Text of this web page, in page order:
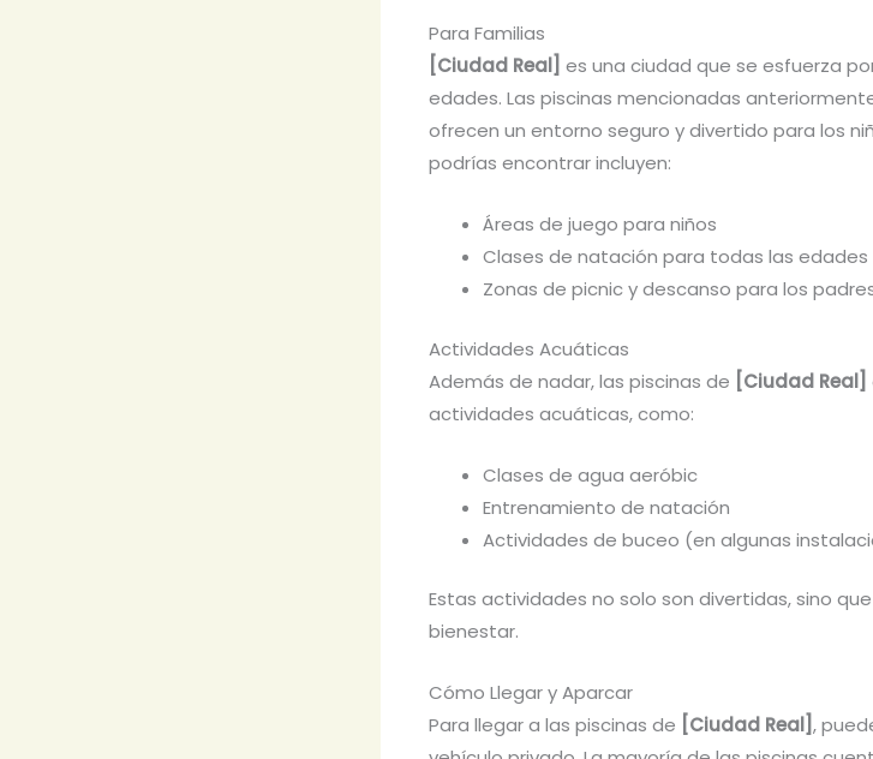
Para Familias
[Ciudad Real] es una ciudad que se esfuerza
edades. Las piscinas mencionadas
ofrecen un entorno seguro y divertido para los
podrías encontrar incluyen:
Áreas de juego para niños
Clases de natación para todas las edades
Zonas de picnic y descanso para los
Actividades Acuáticas
Además de nadar, las piscinas de
[Ciudad Real]
actividades acuáticas, como:
Clases de agua aeróbic
Entrenamiento de natación
Actividades de buceo (en algunas
Estas actividades no solo son divertidas, sino
bienestar.
Cómo Llegar y Aparcar
Para llegar a las piscinas de
[Ciudad Real],